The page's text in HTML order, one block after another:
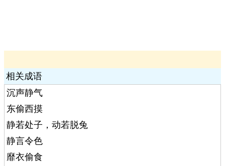
相关成语
沉声静气
东偷西摸
静若处子，动若脱兔
静言令色
靡衣偷食